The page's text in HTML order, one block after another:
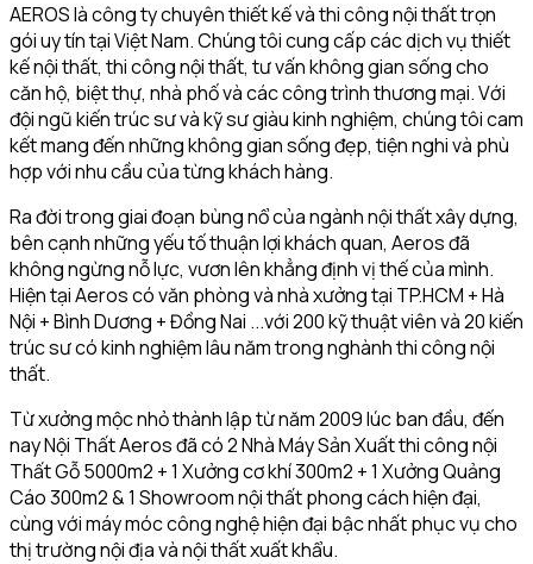
AEROS là công ty chuyên thiết kế và thi công nội thất trọn
gói uy tín tại Việt Nam. Chúng tôi cung cấp các dịch vụ thiết
kế nội thất, thi công nội thất, tư vấn không gian sống cho
căn hộ, biệt thự, nhà phố và các công trình thương mại. Với
đội ngũ kiến trúc sư và kỹ sư giàu kinh nghiệm, chúng tôi cam
kết mang đến những không gian sống đẹp, tiện nghi và phù
hợp với nhu cầu của từng khách hàng.
Ra đời trong giai đoạn bùng nổ của ngành nội thất xây dựng,
bên cạnh những yếu tố thuận lợi khách quan, Aeros đã
không ngừng nỗ lực, vươn lên khẳng định vị thế của mình.
Hiện tại Aeros có văn phòng và nhà xưởng tại TP.HCM + Hà
Nội + Bình Dương + Đồng Nai ...với 200 kỹ thuật viên và 20 kiến
trúc sư có kinh nghiệm lâu năm trong nghành thi công nội
thất.
Từ xưởng mộc nhỏ thành lập từ năm 2009 lúc ban đầu, đến
nay Nội Thất Aeros đã có 2 Nhà Máy Sản Xuất thi công nội
Thất Gỗ 5000m2 + 1 Xưởng cơ khí 300m2 + 1 Xưởng Quảng
Cáo 300m2 & 1 Showroom nội thất phong cách hiện đại,
cùng với máy móc công nghệ hiện đại bậc nhất phục vụ cho
thị trường nội địa và nội thất xuất khẩu.